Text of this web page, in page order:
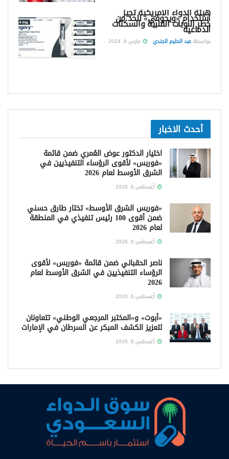
هيئة الدواء الأمريكية تجيز
استخدام «ويجوفي» للحد من
خطر النوبات القلبية والسكتات
الدماغية
بواسطةعبد الحليم الجندي مارس 9, 2024
أحدث الاخبار
اختيار الدكتور عوض العُمري ضمن قائمة
«فوربس» لأقوى الرؤساء التنفيذيين في
الشرق الأوسط لعام 2026
أغسطس 6, 2026
«فوربس الشرق الأوسط» تختار طارق حسني
ضمن أقوى 100 رئيس تنفيذي في المنطقة
لعام 2026
أغسطس 6, 2026
ناصر الحقباني ضمن قائمة «فوربس» لأقوى
الرؤساء التنفيذيين في الشرق الأوسط لعام
2026
أغسطس 6, 2026
«أبوت» و«المختبر المرجعي الوطني» تتعاونان
لتعزيز الكشف المبكر عن السرطان في الإمارات
أغسطس 6, 2026